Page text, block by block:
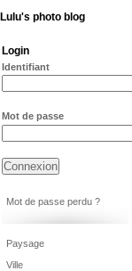
Lulu's photo blog
Login
Identifiant
Mot de passe
Mot de passe perdu ?
Paysage
Ville